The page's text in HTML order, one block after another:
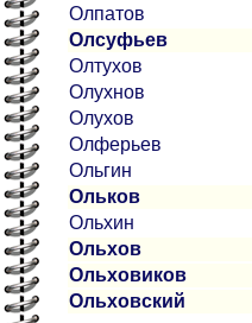
Олпатов
Олсуфьев
Олтухов
Олухнов
Олухов
Олферьев
Ольгин
Ольков
Ольхин
Ольхов
Ольховиков
Ольховский